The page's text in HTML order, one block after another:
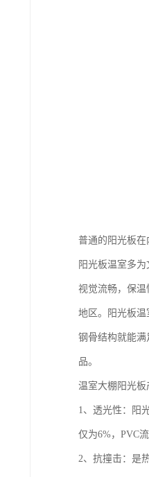
普通的阳光板在
阳光板温室多
视觉流畅，保
地区。阳光板
钢骨结构就能
品。
温室大棚阳光板
1、透光性：阳
仅为6%，PVC
2、抗撞击：是